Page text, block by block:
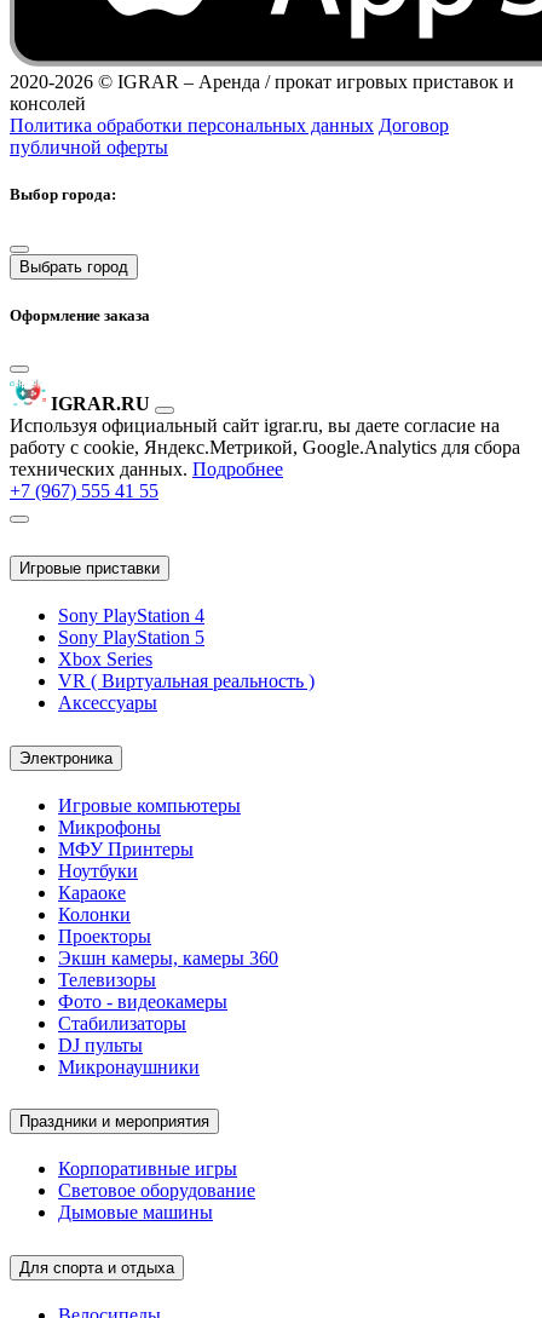
2020-2026 © IGRAR – Аренда / прокат игровых приставок и
консолей
Политика обработки персональных данных Договор
публичной оферты
Выбор города:
Выбрать город
Оформление заказа
IGRAR.RU
Используя официальный сайт igrar.ru, вы даете согласие на
работу с cookie, Яндекс.Метрикой, Google.Analytics для сбора
технических данных. Подробнее
+7 (967) 555 41 55
Игровые приставки
Sony PlayStation 4
Sony PlayStation 5
Xbox Series
VR ( Виртуальная реальность )
Аксессуары
Электроника
Игровые компьютеры
Микрофоны
МФУ Принтеры
Ноутбуки
Караоке
Колонки
Проекторы
Экшн камеры, камеры 360
Телевизоры
Фото - видеокамеры
Стабилизаторы
DJ пульты
Микронаушники
Праздники и мероприятия
Корпоративные игры
Световое оборудование
Дымовые машины
Для спорта и отдыха